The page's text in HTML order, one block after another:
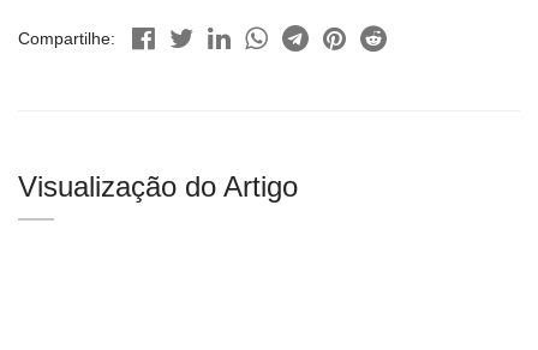
Compartilhe:
Visualização do Artigo